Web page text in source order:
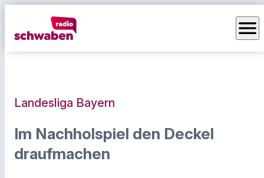
menu
Landesliga Bayern
Im Nachholspiel den Deckel
draufmachen